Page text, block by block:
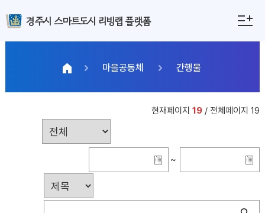
경주시 스마트도시 리빙랩 플랫폼
마을공동체 간행물
현재페이지19 / 전체페이지 19
~